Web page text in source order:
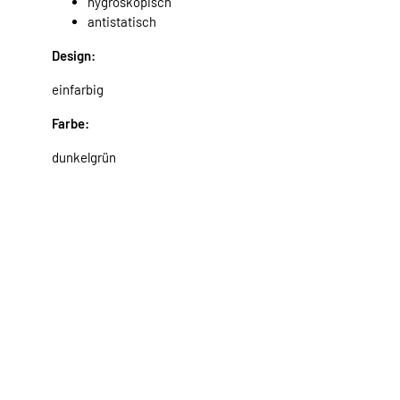
antistatisch
Design:
einfarbig
Farbe:
dunkelgrün